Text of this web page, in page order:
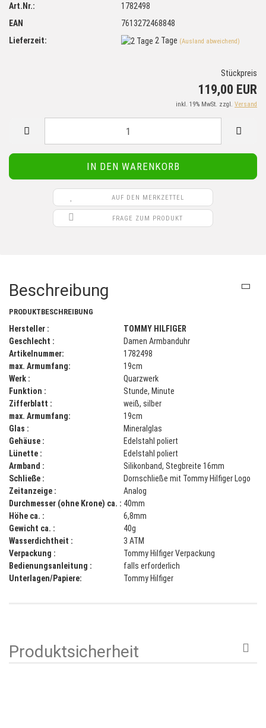
Art.Nr.:
1782498
EAN
7613272468848
Lieferzeit:
2 Tage (Ausland abweichend)
Stückpreis
119,00 EUR
inkl. 19% MwSt. zzgl. Versand
c
p
AUF DEN MERKZETTEL
FRAGE ZUM PRODUKT
Beschreibung
PRODUKTBESCHREIBUNG
Hersteller :
TOMMY HILFIGER
Geschlecht :
Damen Armbanduhr
Artikelnummer:
1782498
max. Armumfang:
19cm
Werk :
Quarzwerk
Funktion :
Stunde, Minute
Zifferblatt :
weiß, silber
max. Armumfang:
19cm
Glas :
Mineralglas
Gehäuse :
Edelstahl poliert
Lünette :
Edelstahl poliert
Armband :
Silikonband, Stegbreite 16mm
Schließe :
Dornschließe mit Tommy Hilfiger Logo
Zeitanzeige :
Analog
Durchmesser (ohne Krone) ca. : 40mm
Höhe ca. :
6,8mm
Gewicht ca. :
40g
Wasserdichtheit :
3 ATM
Verpackung :
Tommy HilfigerVerpackung
Bedienungsanleitung :
falls erforderlich
Unterlagen/Papiere:
Tommy Hilfiger
Produktsicherheit